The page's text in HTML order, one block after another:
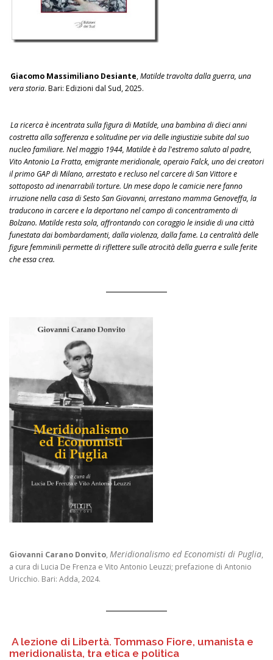
Giacomo Massimiliano Desiante,Matilde travolta dalla guerra, una
vera storia. Bari: Edizioni dal Sud, 2025.
La ricerca è incentrata sulla figura di Matilde, una bambina di dieci anni
costretta alla sofferenza e solitudine per via delle ingiustizie subite dal suo
nucleo familiare. Nel maggio 1944, Matilde è da l'estremo saluto al padre,
Vito Antonio La Fratta, emigrante meridionale, operaio Falck, uno dei creatori
il primo GAP di Milano, arrestato e recluso nel carcere di San Vittore e
sottoposto ad inenarrabili torture. Un mese dopo le camicie nere fanno
irruzione nella casa di Sesto San Giovanni, arrestano mamma Genoveffa, la
traducono in carcere e la deportano nel campo di concentramento di
Bolzano. Matilde resta sola, affrontando con coraggio le insidie di una città
funestata dai bombardamenti, dalla violenza, dalla fame. La centralità delle
figure femminili permette di riflettere sulle atrocità della guerra e sulle ferite
che essa crea.
Giovanni Carano Donvito, Meridionalismo ed Economisti di Puglia,
a cura di Lucia De Frenza e Vito Antonio Leuzzi; prefazione di Antonio
Uricchio. Bari: Adda, 2024.
A lezione di Libertà. Tommaso Fiore, umanista e
meridionalista, tra etica e politica